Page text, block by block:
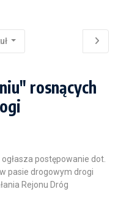
rosnących
postępowanie dot.
pasie drogowym drogi
Rejonu Dróg